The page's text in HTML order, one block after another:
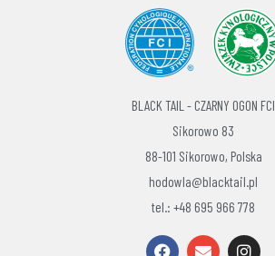
BLACK TAIL - CZARNY OGON FCI
Sikorowo 83
88-101 Sikorowo, Polska
hodowla@blacktail.pl
tel.: +48 695 966 778